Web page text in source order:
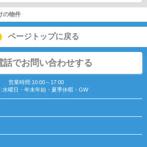
の物件
ページトップに戻る
話でお問い合わせする
営業時間:10:00～17:00
:水曜日・年末年始・夏季休暇・GW